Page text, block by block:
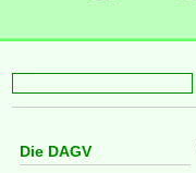
Die DAGV